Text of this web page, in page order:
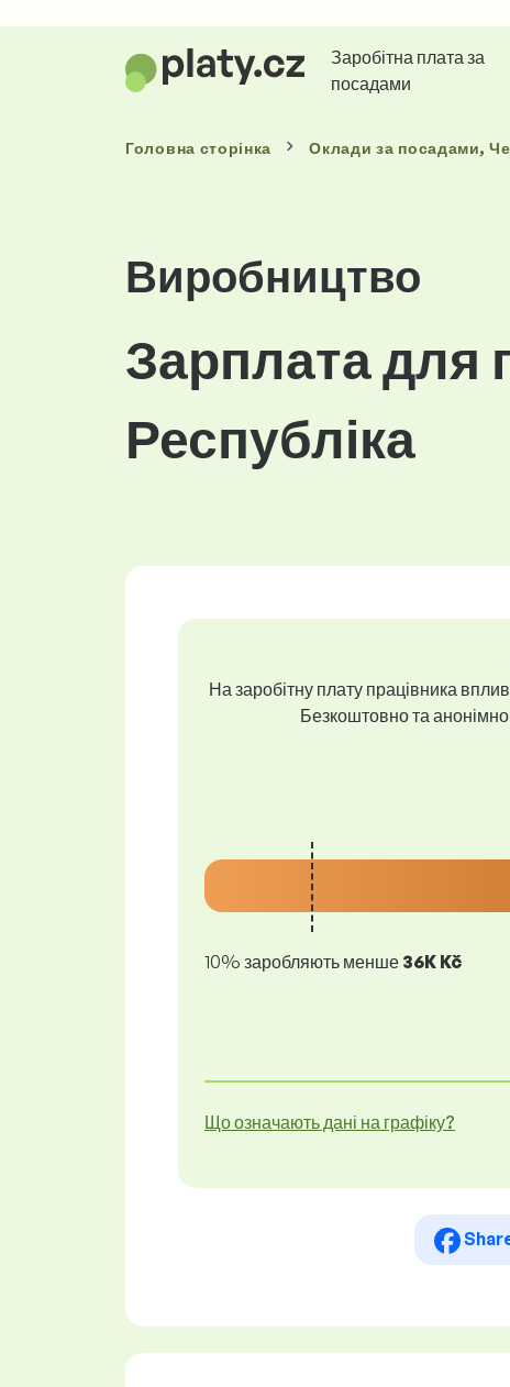
Заробітна плата за
посадами
Головна сторінка Окладиза посадами,
Виробництво
Зарплата для
Республіка
На заробітну плату працівника
Безкоштовно та анонімно
10% заробляють менше 36K Kč
Що означають дані на графіку?